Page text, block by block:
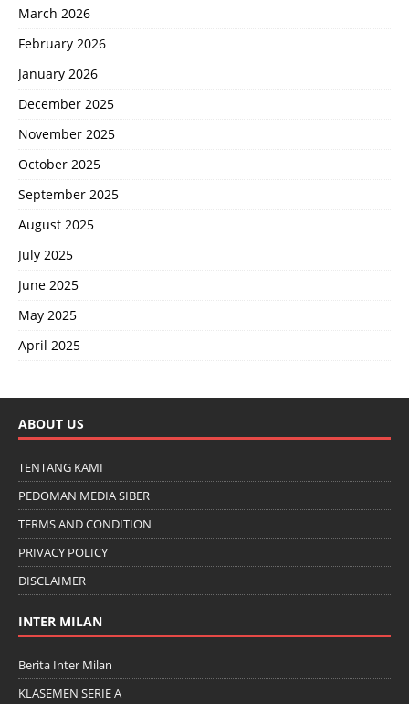
March 2026
February 2026
January 2026
December 2025
November 2025
October 2025
September 2025
August 2025
July 2025
June 2025
May 2025
April 2025
ABOUT US
TENTANG KAMI
PEDOMAN MEDIA SIBER
TERMS AND CONDITION
PRIVACY POLICY
DISCLAIMER
INTER MILAN
Berita Inter Milan
KLASEMEN SERIE A